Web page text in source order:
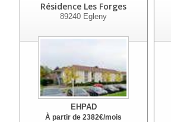
Résidence Les Forges
89240 Egleny
EHPAD
À partir de 2382€/mois